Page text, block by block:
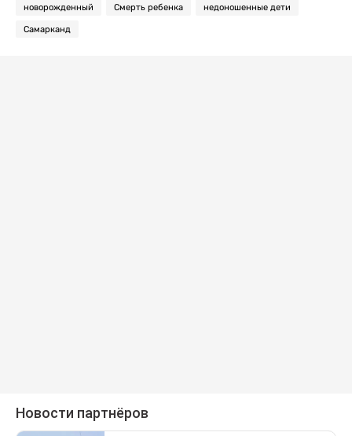
новорожденный Смерть ребенка недоношенные дети
Самарканд